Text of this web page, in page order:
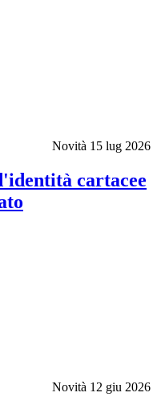
Novità 15 lug 2026
cartacee
Novità 12 giu 2026